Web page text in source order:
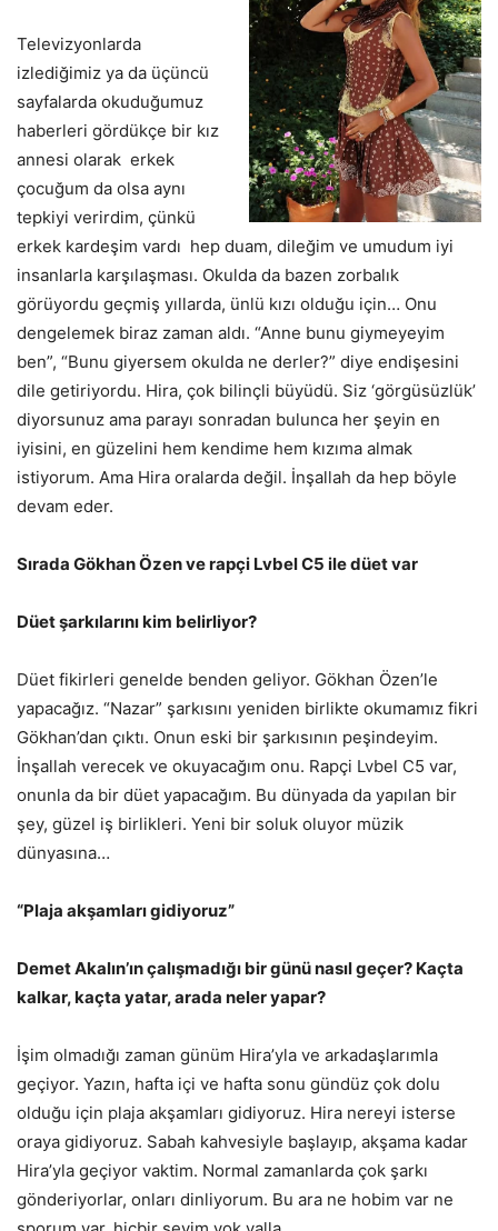
Televizyonlarda
izlediğimiz ya da üçüncü
sayfalarda okuduğumuz
haberleri gördükçe bir kız
annesi olarak erkek
çocuğum da olsa aynı
tepkiyi verirdim, çünkü
erkek kardeşim vardı hep duam, dileğim ve umudum iyi
insanlarla karşılaşması. Okulda da bazen zorbalık
görüyordu geçmiş yıllarda, ünlü kızı olduğu için… Onu
dengelemek biraz zaman aldı. “Anne bunu giymeyeyim
ben”, “Bunu giyersem okulda ne derler?” diye endişesini
dile getiriyordu. Hira, çok bilinçli büyüdü. Siz ‘görgüsüzlük’
diyorsunuz ama parayı sonradan bulunca her şeyin en
iyisini, en güzelini hem kendime hem kızıma almak
istiyorum. Ama Hira oralarda değil. İnşallah da hep böyle
devam eder.
Sırada Gökhan Özen ve rapçi Lvbel C5 ile düet var
Düet şarkılarını kim belirliyor?
Düet fikirleri genelde benden geliyor. Gökhan Özen’le
yapacağız. “Nazar” şarkısını yeniden birlikte okumamız fikri
Gökhan’dan çıktı. Onun eski bir şarkısının peşindeyim.
İnşallah verecek ve okuyacağım onu. Rapçi Lvbel C5 var,
onunla da bir düet yapacağım. Bu dünyada da yapılan bir
şey, güzel iş birlikleri. Yeni bir soluk oluyor müzik
dünyasına…
“Plaja akşamları gidiyoruz”
Demet Akalın’ın çalışmadığı bir günü nasıl geçer? Kaçta
kalkar, kaçta yatar, arada neler yapar?
İşim olmadığı zaman günüm Hira’yla ve arkadaşlarımla
geçiyor. Yazın, hafta içi ve hafta sonu gündüz çok dolu
olduğu için plaja akşamları gidiyoruz. Hira nereyi isterse
oraya gidiyoruz. Sabah kahvesiyle başlayıp, akşama kadar
Hira’yla geçiyor vaktim. Normal zamanlarda çok şarkı
gönderiyorlar, onları dinliyorum. Bu ara ne hobim var ne